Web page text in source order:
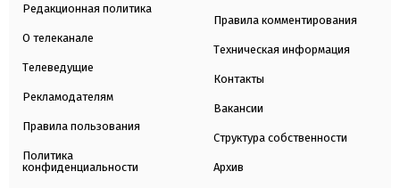
Редакционная политика
О телеканале
Телеведущие
Рекламодателям
Правила пользования
Политика
конфиденциальности
Правила комментирования
Техническая информация
Контакты
Вакансии
Структура собственности
Архив